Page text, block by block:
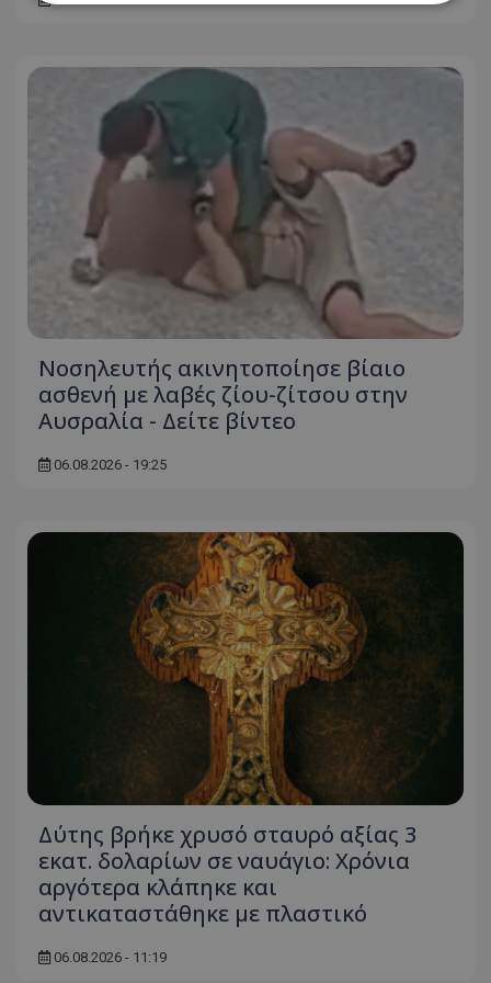
Νοσηλευτής ακινητοποίησε βίαιο
ασθενή με λαβές ζίου-ζίτσου στην
Αυσραλία - Δείτε βίντεο
06.08.2026 - 19:25
Δύτης βρήκε χρυσό σταυρό αξίας 3
εκατ. δολαρίων σε ναυάγιο: Χρόνια
αργότερα κλάπηκε και
αντικαταστάθηκε με πλαστικό
06.08.2026 - 11:19
Στόχευσης
Λειτουργικότητας
Μη ταξινομημένα
Τα απολύτως απαραίτητα cookies επιτρέπουν
βασικές λειτουργίες του ιστότοπου, όπως τη
σύνδεση χρήστη και τη διαχείριση λογαριασμού.
Ο ιστότοπος δεν μπορεί να χρησιμοποιηθεί σωστά
χωρίς τα απολύτως απαραίτητα cookies.
Προμηθευτής
.lifenewscy.tothemaonline.com
VISITOR_PRIVACY_METADATA
YouTube
.youtube.com